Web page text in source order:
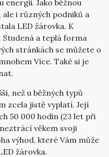
energii. Jako běžnou
i různých podniků a
LED žárovka. K
Studená a teplá forma
stránkách se můžete o
Více. Také si je
než u běžných typů
zcela jistě vyplatí. Její
50 000 hodin (23 let při
věkem svoji
výhod, které Vám může
žárovka.